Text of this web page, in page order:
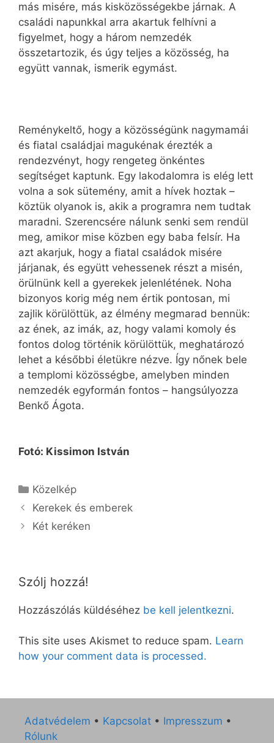
más misére, más kisközösségekbe járnak. A
családi napunkkal arra akartuk felhívni a
figyelmet, hogy a három nemzedék
összetartozik, és úgy teljes a közösség, ha
együtt vannak, ismerik egymást.
Reménykeltő, hogy a közösségünk nagymamái
és fiatal családjai magukénak érezték a
rendezvényt, hogy rengeteg önkéntes
segítséget kaptunk. Egy lakodalomra is elég lett
volna a sok sütemény, amit a hívek hoztak –
köztük olyanok is, akik a programra nem tudtak
maradni. Szerencsére nálunk senki sem rendül
meg, amikor mise közben egy baba felsír. Ha
azt akarjuk, hogy a fiatal családok misére
járjanak, és együtt vehessenek részt a misén,
örülnünk kell a gyerekek jelenlétének. Noha
bizonyos korig még nem értik pontosan, mi
zajlik körülöttük, az élmény megmarad bennük:
az ének, az imák, az, hogy valami komoly és
fontos dolog történik körülöttük, meghatározó
lehet a későbbi életükre nézve. Így nőnek bele
a templomi közösségbe, amelyben minden
nemzedék egyformán fontos – hangsúlyozza
Benkő Ágota.
Fotó: Kissimon István
Kategória
Közelkép
Kerekek és emberek
Két keréken
Szólj hozzá!
Hozzászólás küldéséhez be kell jelentkezni.
This site uses Akismet to reduce spam. Learn
how your comment data is processed.
Adatvédelem • Kapcsolat • Impresszum •
Rólunk